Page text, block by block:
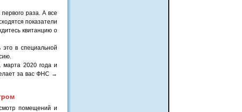
раза. А все
показатели
квитанцию о
в специальной
марта 2020 года и
за вас ФНС →
помещений и